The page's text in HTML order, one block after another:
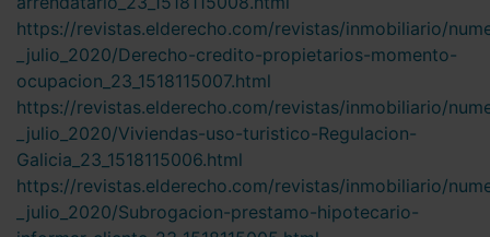
https://revistas.elderecho.com/revistas/inmobiliario/
_julio_2020/Derecho-credito-propietarios-momento-
ocupacion_23_1518115007.html
https://revistas.elderecho.com/revistas/inmobiliario/
_julio_2020/Viviendas-uso-turistico-Regulacion-
Galicia_23_1518115006.html
https://revistas.elderecho.com/revistas/inmobiliario/
_julio_2020/Subrogacion-prestamo-hipotecario-